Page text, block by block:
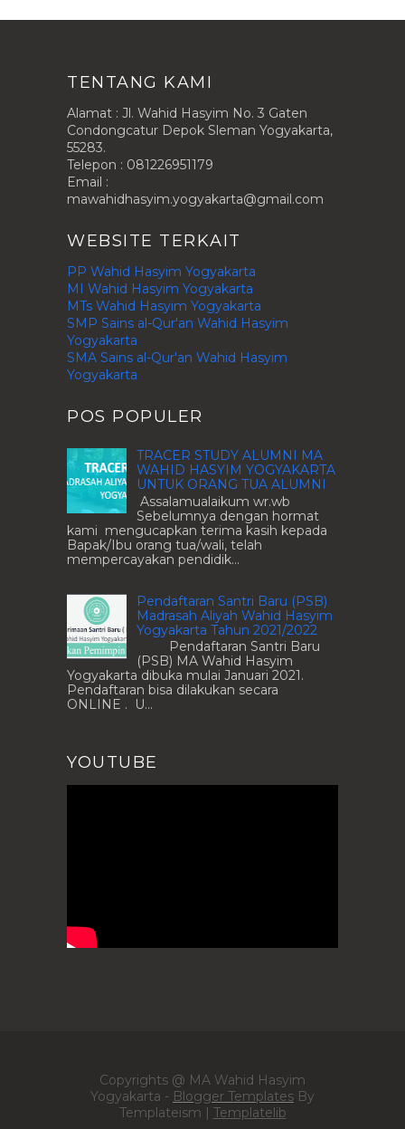
TENTANG KAMI
Alamat : Jl. Wahid Hasyim No. 3 Gaten
Condongcatur Depok Sleman Yogyakarta,
55283.
Telepon : 081226951179
Email :
mawahidhasyim.yogyakarta@gmail.com
WEBSITE TERKAIT
PP Wahid Hasyim Yogyakarta
MI Wahid Hasyim Yogyakarta
MTs Wahid Hasyim Yogyakarta
SMP Sains al-Qur'an Wahid Hasyim
Yogyakarta
SMA Sains al-Qur'an Wahid Hasyim
Yogyakarta
POS POPULER
TRACER STUDY ALUMNI MA
WAHID HASYIM YOGYAKARTA
UNTUK ORANG TUA ALUMNI
Assalamualaikum wr.wb
Sebelumnya dengan hormat
kami mengucapkan terima kasih kepada
Bapak/Ibu orang tua/wali, telah
mempercayakan pendidik...
Pendaftaran Santri Baru (PSB)
Madrasah Aliyah Wahid Hasyim
Yogyakarta Tahun 2021/2022
Pendaftaran Santri Baru
(PSB) MA Wahid Hasyim
Yogyakarta dibuka mulai Januari 2021.
Pendaftaran bisa dilakukan secara
ONLINE . U...
YOUTUBE
Copyrights @ MA Wahid Hasyim
Yogyakarta - Blogger Templates By
Templateism | Templatelib